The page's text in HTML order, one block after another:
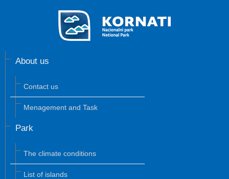
About us
Contact us
Menagement and Task
Park
The climate conditions
List of islands